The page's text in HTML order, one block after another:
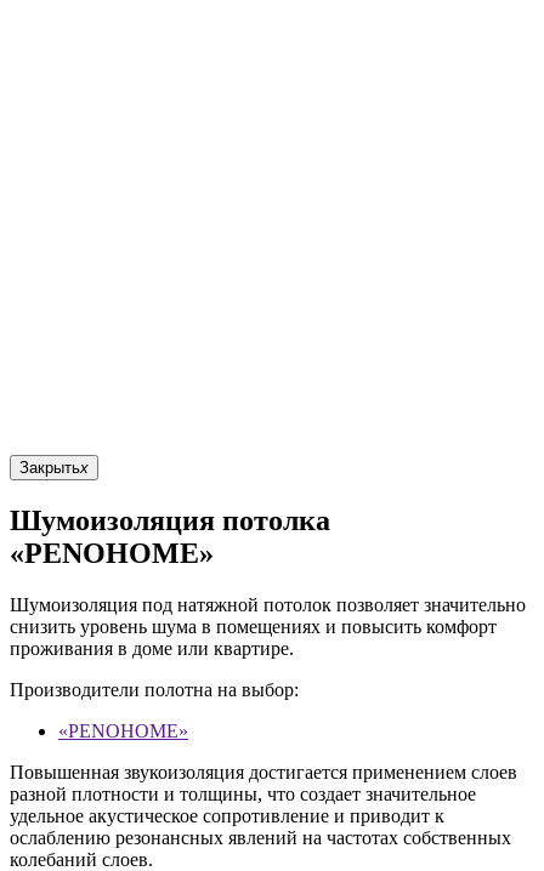
Закрытьx
Шумоизоляция потолка
«PENOHOME»
Шумоизоляция под натяжной потолок позволяет значительно
снизить уровень шума в помещениях и повысить комфорт
проживания в доме или квартире.
Производители полотна на выбор:
«PENOHOME»
Повышенная звукоизоляция достигается применением слоев
разной плотности и толщины, что создает значительное
удельное акустическое сопротивление и приводит к
ослаблению резонансных явлений на частотах собственных
колебаний слоев.